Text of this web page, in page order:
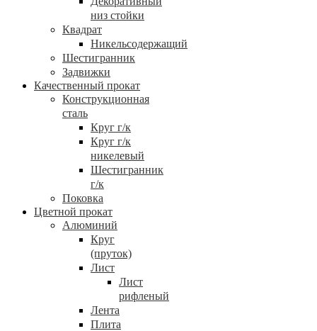
низ стойки
Квадрат
Никельсодержащий
Шестигранник
Задвижки
Качественный прокат
Конструкционная
сталь
Круг г/к
Круг г/к
никелевый
Шестигранник
г/к
Поковка
Цветной прокат
Алюминий
Круг
(пруток)
Лист
Лист
рифленый
Лента
Плита